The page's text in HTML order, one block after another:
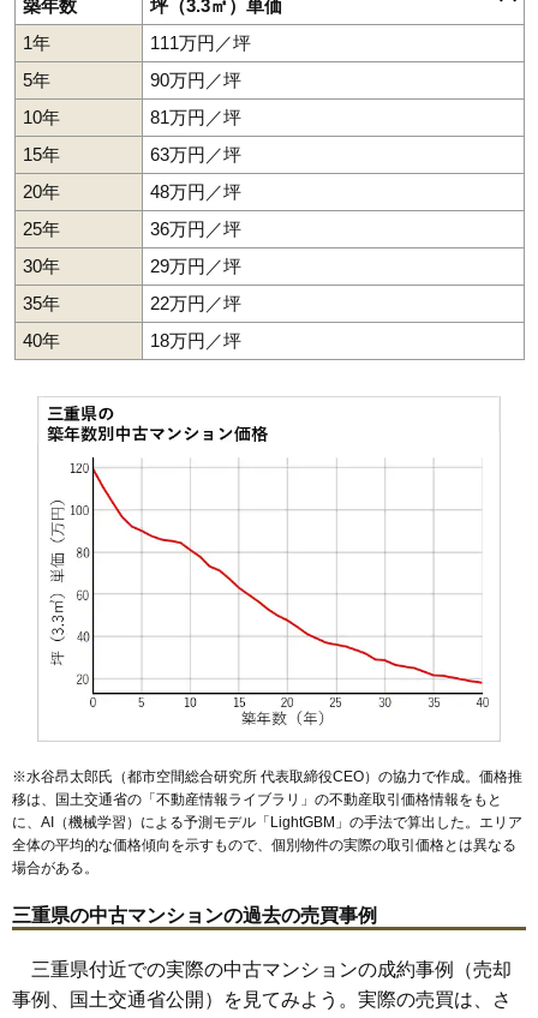
相場 1,500万円～1,700万円
(17.9万円/㎡~20.2万円/㎡)
マンションナビで
無料一括査定をする
ダイアパレス四日市久保田
住所 三重県四日市市久保田1丁目
交通 近鉄四日市駅（12分）
相場 2,790万円～2,990万円
(32.8万円/㎡~35.2万円/㎡)
無料一括査定をする
サーパス東旭が丘
交通 玉垣駅（19分）、白子駅（24分）
相場 2,080万円～2,280万円
(24.8万円/㎡~27.1万円/㎡)
マンションナビで
無料一括査定をする
住所 三重県四日市市諏訪町
交通 近鉄四日市駅（7分）、四日市駅（10分）
相場 2,740万円～2,940万円
マンションナビで
野村四日市ヒルズ
築年数
坪（3.3㎡）単価
1年
111万円／坪
5年
90万円／坪
10年
81万円／坪
15年
63万円／坪
20年
48万円／坪
25年
36万円／坪
30年
29万円／坪
35年
22万円／坪
40年
18万円／坪
※水谷昂太郎氏（都市空間総合研究所 代表取締役CEO）の協力で作成。価格推
移は、国土交通省の「 不動産情報ライブラリ 」の不動産取引価格情報をもと
に、AI（機械学習）による予測モデル「LightGBM」の手法で算出した。エリア
全体の平均的な価格傾向を示すもので、個別物件の実際の取引価格とは異なる
場合がある。
三重県の中古マンションの過去の売買事例
三重県付近での実際の中古マンションの成約事例（売却
事例、国土交通省公開）を見てみよう。実際の売買は、さ
津市四日市市伊勢市松阪市桑名市鈴鹿市川越町